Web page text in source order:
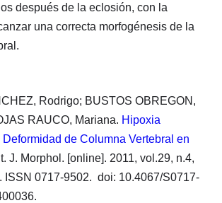
después de la eclosión, con la
una correcta morfogénesis de la
Rodrigo; BUSTOS OBREGON,
RAUCO, Mariana. Hipoxia
de Columna Vertebral en
J. Morphol. [online]. 2011, vol.29, n.4,
ISSN 0717-9502. doi: 10.4067/S0717-